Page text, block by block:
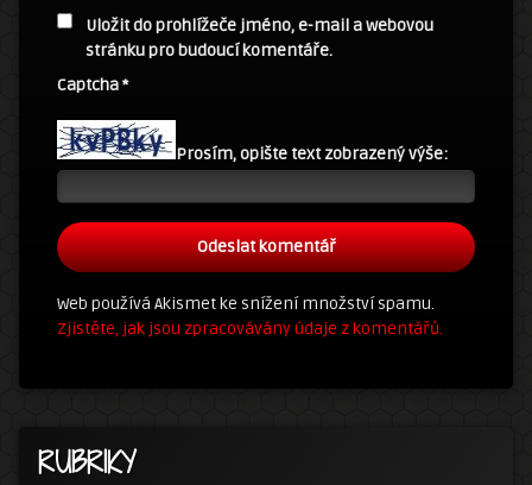
Uložit do prohlížeče jméno, e-mail a webovou
stránku pro budoucí komentáře.
Captcha*
Prosím, opište text zobrazený výše:
Web používá Akismet ke snížení množství spamu.
Zjistěte, jak jsou zpracovávány údaje z komentářů.
RUBRIKY